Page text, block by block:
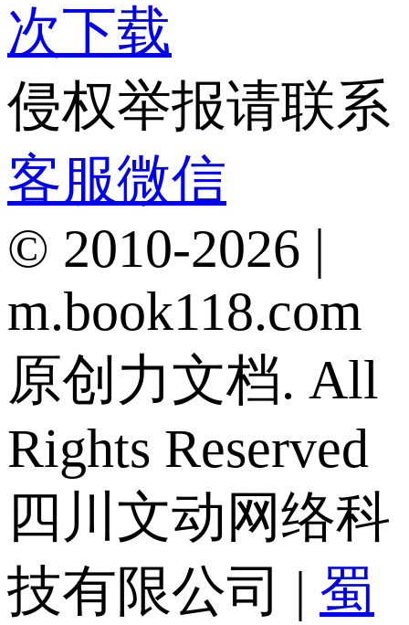
次下载
侵权举报请联系
客服微信
© 2010-2026 |
m.book118.com
原创力文档. All
Rights Reserved
四川文动网络科
技有限公司 | 蜀